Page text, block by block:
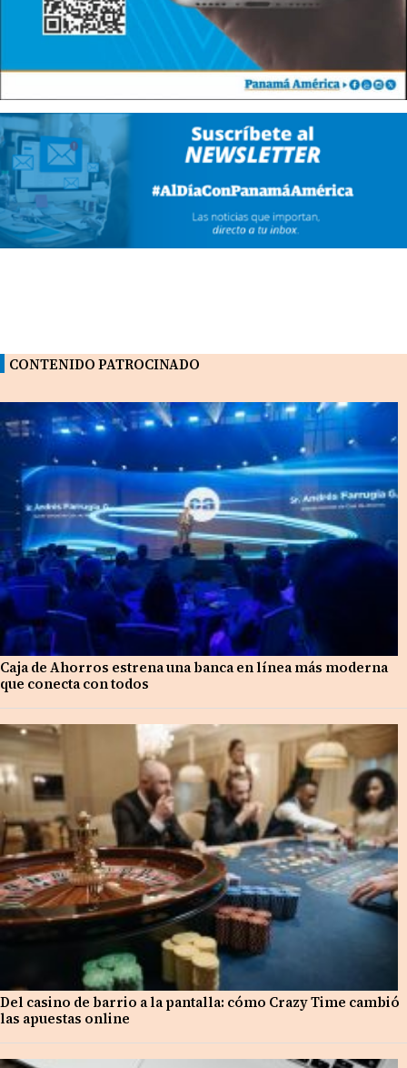
CONTENIDO PATROCINADO
Caja de Ahorros estrena una banca en línea más moderna
que conecta con todos
Del casino de barrio a la pantalla: cómo Crazy Time cambió
las apuestas online